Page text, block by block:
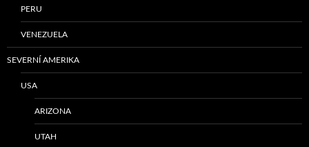
PERU
VENEZUELA
SEVERNÍ AMERIKA
USA
ARIZONA
UTAH